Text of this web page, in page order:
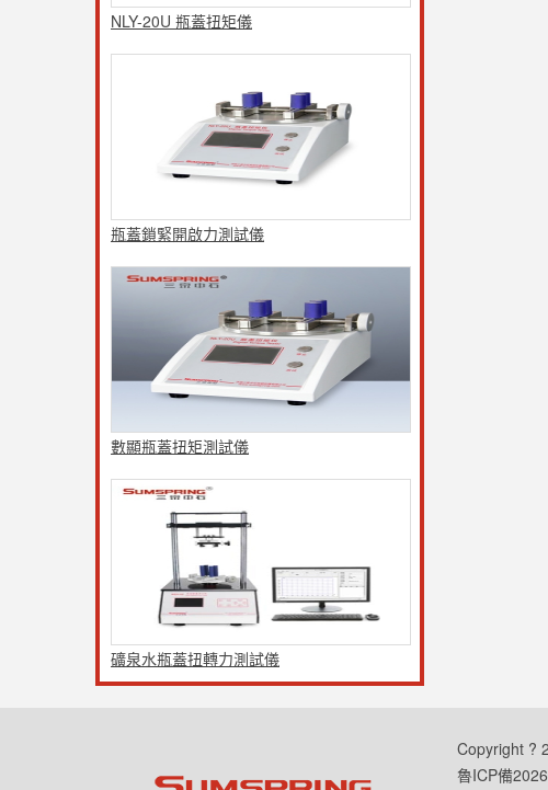
NLY-20U 瓶蓋扭矩儀
瓶蓋鎖緊開啟力測試儀
數顯瓶蓋扭矩測試儀
礦泉水瓶蓋扭轉力測試儀
Copyright ?
魯ICP備